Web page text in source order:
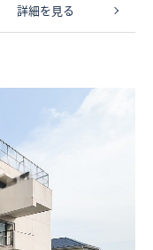
詳細を見る